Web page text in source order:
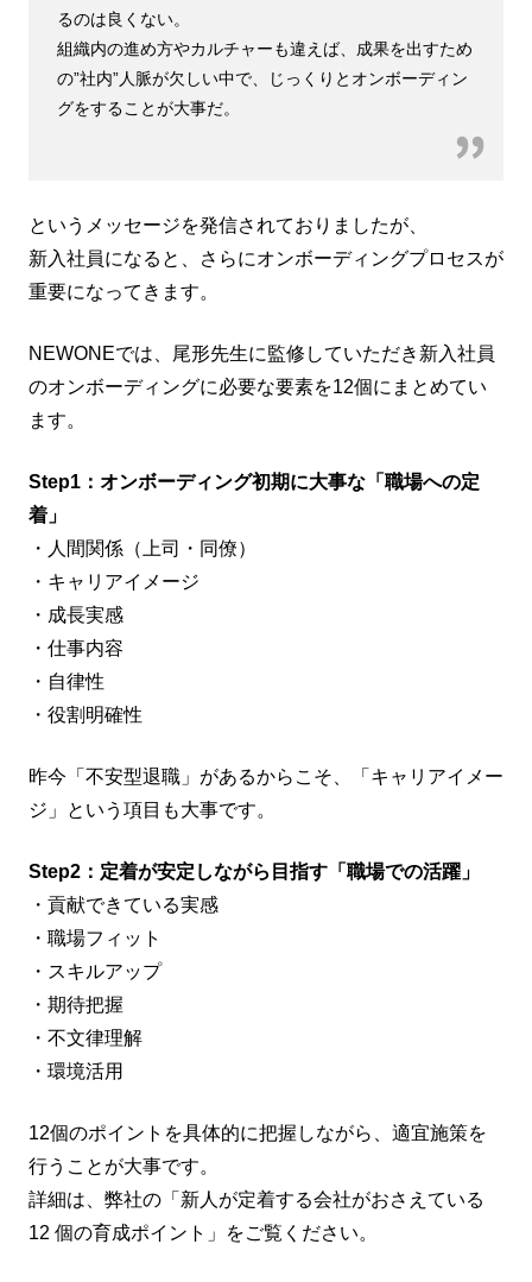
るのは良くない。
組織内の進め方やカルチャーも違えば、成果を出すため
の”社内”人脈が欠しい中で、じっくりとオンボーディン
グをすることが大事だ。
というメッセージを発信されておりましたが、
新入社員になると、さらにオンボーディングプロセスが
重要になってきます。
NEWONEでは、尾形先生に監修していただき新入社員
のオンボーディングに必要な要素を12個にまとめてい
ます。
Step1：オンボーディング初期に大事な「職場への定
着」
・人間関係（上司・同僚）
・キャリアイメージ
・成長実感
・仕事内容
・自律性
・役割明確性
昨今「不安型退職」があるからこそ、「キャリアイメー
ジ」という項目も大事です。
Step2：定着が安定しながら目指す「職場での活躍」
・貢献できている実感
・職場フィット
・スキルアップ
・期待把握
・不文律理解
・環境活用
12個のポイントを具体的に把握しながら、適宜施策を
行うことが大事です。
詳細は、弊社の「新人が定着する会社がおさえている
12 個の育成ポイント」をご覧ください。